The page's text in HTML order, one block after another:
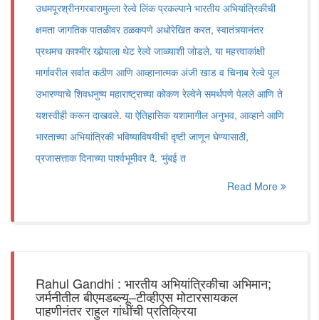
उधमपूरश्रीनगरबारामुल्ला रेल्वे लिंक प्रकल्पाने भारतीय अभियांत्रिकीची
क्षमता जागतिक पातळीवर ठळकपणे अधोरेखित करत, स्वातंत्र्यानंतर
प्रथमच काश्मीर खोर्‍याला थेट रेल्वे जाळ्याशी जोडले. या महत्त्वाकांक्षी
मार्गावरील सर्वात कठीण आणि आव्हानात्मक अंजी खाड व चिनाब रेल्वे पूल
उभारण्याचे शिवधनुष्य महाराष्ट्राच्या कोकण रेल्वेने समर्थपणे पेलले आणि ते
यशस्वीही करून दाखवले. या ऐतिहासिक यशामागील अनुभव, आव्हाने आणि
भारताच्या अभियांत्रिकी भविष्याविषयीची दृष्टी जाणून घेण्यासाठी,
प्रजासत्ताक दिनाच्या पार्श्वभूमीवर दै. ‘मुंबई त
Read More
Rahul Gandhi : भारतीय अभियांत्रिकीचा अभिमान;
जर्मनीतील बीएमडब्ल्यू–टीव्हीएस मोटारसायकल
पाहणीनंतर राहुल गांधींची प्रतिक्रिया